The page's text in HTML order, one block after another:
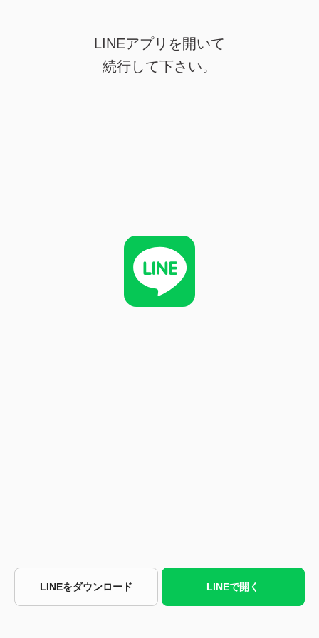
LINEアプリを開いて
続行して下さい。
LINEをダウンロード LINEで開く